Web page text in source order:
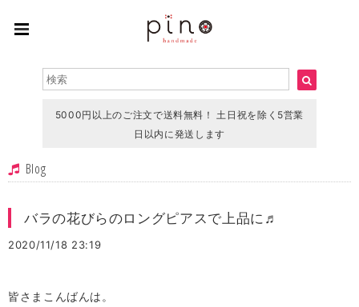
5000円以上のご注文で送料無料！ 土日祝を除く5営業
日以内に発送します
Blog
バラの花びらのロングピアスで上品に♬
2020/11/18 23:19
皆さまこんばんは。